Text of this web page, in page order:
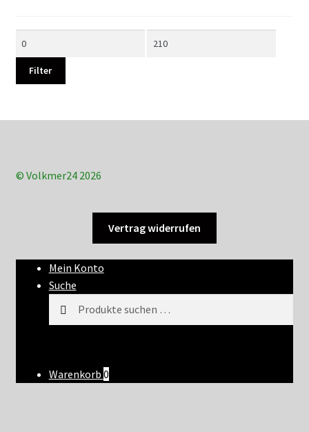
Filter
© Volkmer24 2026
Vertrag widerrufen
Mein Konto
Suche
nach:
Warenkorb 0